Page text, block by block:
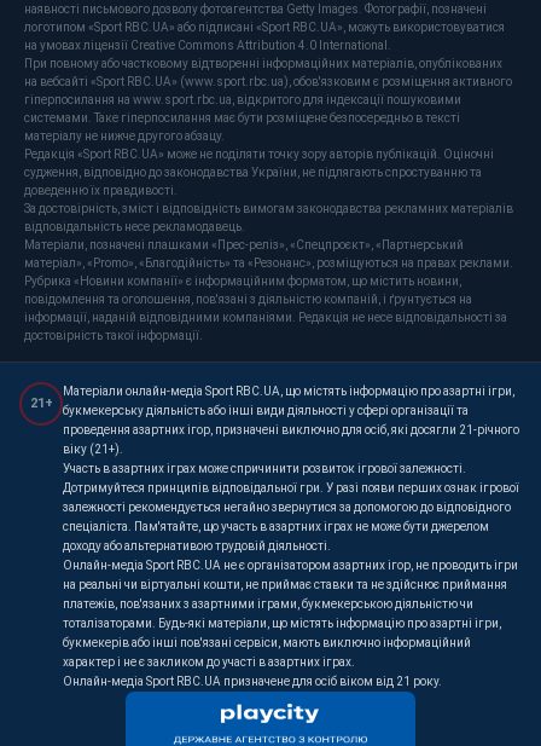
наявності письмового дозволу фотоагентства Getty Images. Фотографії, позначені
логотипом «Sport RBC.UA» або підписані «Sport RBC.UA», можуть використовуватися
на умовах ліцензії Creative Commons Attribution 4.0 International.
При повному або частковому відтворенні інформаційних матеріалів, опублікованих
на вебсайті «Sport RBC.UA» (www.sport.rbc.ua), обов'язковим є розміщення активного
гіперпосилання на www.sport.rbc.ua, відкритого для індексації пошуковими
системами. Таке гіперпосилання має бути розміщене безпосередньо в тексті
матеріалу не нижче другого абзацу.
Редакція «Sport RBC.UA» може не поділяти точку зору авторів публікацій. Оціночні
судження, відповідно до законодавства України, не підлягають спростуванню та
доведенню їх правдивості.
За достовірність, зміст і відповідність вимогам законодавства рекламних матеріалів
відповідальність несе рекламодавець.
Матеріали, позначені плашками «Прес-реліз», «Спецпроєкт», «Партнерський
матеріал», «Promo», «Благодійність» та «Резонанс», розміщуються на правах реклами.
Рубрика «Новини компанії» є інформаційним форматом, що містить новини,
повідомлення та оголошення, пов'язані з діяльністю компаній, і ґрунтується на
інформації, наданій відповідними компаніями. Редакція не несе відповідальності за
достовірність такої інформації.
21+
Матеріали онлайн-медіа Sport RBC.UA, що містять інформацію про азартні ігри,
букмекерську діяльність або інші види діяльності у сфері організації та
проведення азартних ігор, призначені виключно для осіб, які досягли 21-річного
віку (21+).
Участь в азартних іграх може спричинити розвиток ігрової залежності.
Дотримуйтеся принципів відповідальної гри. У разі появи перших ознак ігрової
залежності рекомендується негайно звернутися за допомогою до відповідного
спеціаліста. Пам'ятайте, що участь в азартних іграх не може бути джерелом
доходу або альтернативою трудовій діяльності.
Онлайн-медіа Sport RBC.UA не є організатором азартних ігор, не проводить ігри
на реальні чи віртуальні кошти, не приймає ставки та не здійснює приймання
платежів, пов'язаних з азартними іграми, букмекерською діяльністю чи
тоталізаторами. Будь-які матеріали, що містять інформацію про азартні ігри,
букмекерів або інші пов'язані сервіси, мають виключно інформаційний
характер і не є закликом до участі в азартних іграх.
Онлайн-медіа Sport RBC.UA призначене для осіб віком від 21 року.